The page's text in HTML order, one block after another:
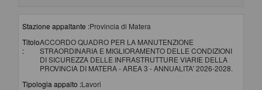
Stazione appaltante :Provincia di Matera
Titolo
:
ACCORDO QUADRO PER LA MANUTENZIONE
STRAORDINARIA E MIGLIORAMENTO DELLE CONDIZIONI
DI SICUREZZA DELLE INFRASTRUTTURE VIARIE DELLA
PROVINCIA DI MATERA - AREA 3 - ANNUALITA' 2026-2028.
Tipologia appalto :Lavori